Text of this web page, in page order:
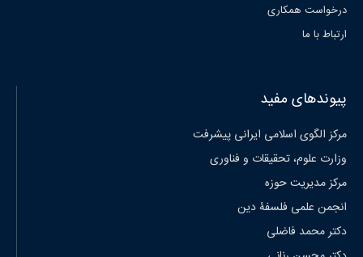
درخواست همکاری
ارتباط با ما
پیوندهای مفید
مرکز الگوی اسلامی ایرانی پیشرفت
وزارت علوم، تحقیقات و فناوری
مرکز مدیریت حوزه
انجمن علمی فلسفۀ دین
دکتر محمد فاضلی